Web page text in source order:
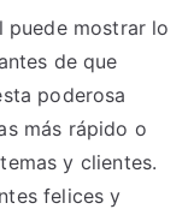
puede mostrar lo
de que
poderosa
más rápido o
y clientes.
felices y